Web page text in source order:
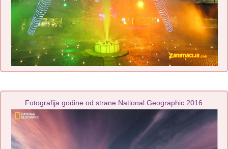
Fotografija godine od strane National Geographic 2016.